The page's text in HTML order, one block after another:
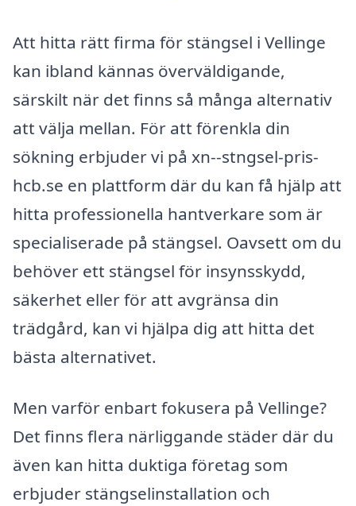
Att hitta rätt firma för stängsel i Vellinge
kan ibland kännas överväldigande,
särskilt när det finns så många alternativ
att välja mellan. För att förenkla din
sökning erbjuder vi på xn--stngsel-pris-
hcb.se en plattform där du kan få hjälp att
hitta professionella hantverkare som är
specialiserade på stängsel. Oavsett om du
behöver ett stängsel för insynsskydd,
säkerhet eller för att avgränsa din
trädgård, kan vi hjälpa dig att hitta det
bästa alternativet.
Men varför enbart fokusera på Vellinge?
Det finns flera närliggande städer där du
även kan hitta duktiga företag som
erbjuder stängselinstallation och